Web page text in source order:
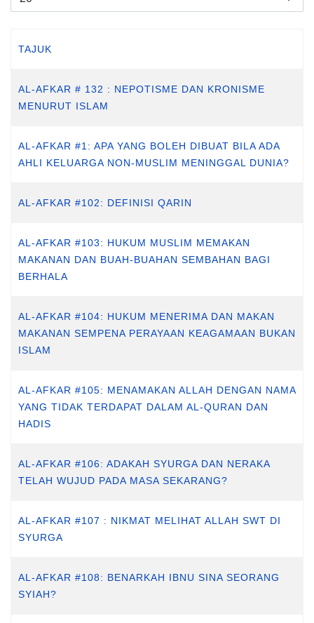
TAJUK
AL-AFKAR # 132 : NEPOTISME DAN KRONISME
MENURUT ISLAM
AL-AFKAR #1: APA YANG BOLEH DIBUAT BILA ADA
AHLI KELUARGA NON-MUSLIM MENINGGAL DUNIA?
AL-AFKAR #102: DEFINISI QARIN
AL-AFKAR #103: HUKUM MUSLIM MEMAKAN
MAKANAN DAN BUAH-BUAHAN SEMBAHAN BAGI
BERHALA
AL-AFKAR #104: HUKUM MENERIMA DAN MAKAN
MAKANAN SEMPENA PERAYAAN KEAGAMAAN BUKAN
ISLAM
AL-AFKAR #105: MENAMAKAN ALLAH DENGAN NAMA
YANG TIDAK TERDAPAT DALAM AL-QURAN DAN
HADIS
AL-AFKAR #106: ADAKAH SYURGA DAN NERAKA
TELAH WUJUD PADA MASA SEKARANG?
AL-AFKAR #107 : NIKMAT MELIHAT ALLAH SWT DI
SYURGA
AL-AFKAR #108: BENARKAH IBNU SINA SEORANG
SYIAH?